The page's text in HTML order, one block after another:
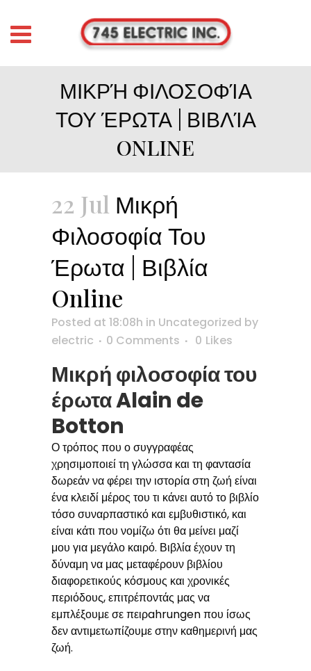
ΜΙΚΡΉ ΦΙΛΟΣΟΦΊΑ
ΤΟΥ ΈΡΩΤΑ | ΒΙΒΛΊΑ
ONLINE
22 Jul Μικρή
Φιλοσοφία Του
Έρωτα | Βιβλία
Online
Posted at 18:08h in Uncategorized by
electric
0 Comments 0 Likes
Μικρή φιλοσοφία του
έρωτα Alain de
Botton
Ο τρόπος που ο συγγραφέας
χρησιμοποιεί τη γλώσσα και τη φαντασία
δωρεάν να φέρει την ιστορία στη ζωή είναι
ένα κλειδί μέρος του τι κάνει αυτό το βιβλίο
τόσο συναρπαστικό και εμβυθιστικό, και
είναι κάτι που νομίζω ότι θα μείνει μαζί
μου για μεγάλο καιρό. Βιβλία έχουν τη
δύναμη να μας μεταφέρουν βιβλίου
διαφορετικούς κόσμους και χρονικές
περιόδους, επιτρέποντάς μας να
εμπλέξουμε σε πειρahrungen που ίσως
δεν αντιμετωπίζουμε στην καθημερινή μας
ζωή.